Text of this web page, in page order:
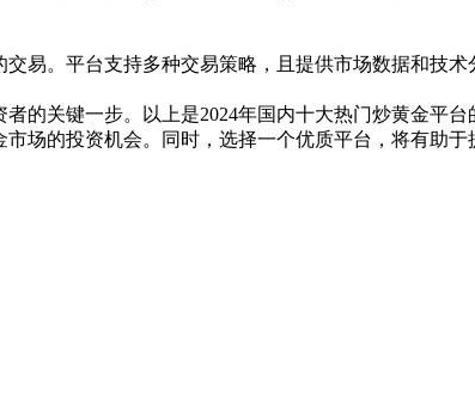
易。平台支持多种交易策略，且提供市场数据和技
者的关键一步。以上是2024年国内十大热门炒黄金平
场的投资机会。同时，选择一个优质平台，将有助于